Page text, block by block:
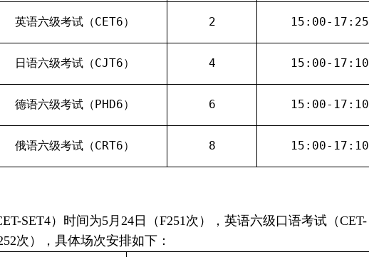
英语六级考试（CET6） 2 15:00-17:25
日语六级考试（CJT6） 4 15:00-17:10
德语六级考试（PHD6） 6 15:00-17:10
俄语六级考试（CRT6） 8 15:00-17:10
SET4）时间为5月 24日（F251次），英语六级口语考试（CET-
52次 ） ，具体场次安排如下：